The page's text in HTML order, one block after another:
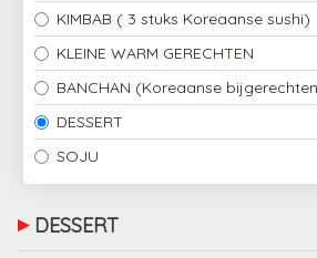
KIMBAB ( 3 stuks Koreaanse sushi)
KLEINE WARM GERECHTEN
BANCHAN (Koreaanse
DESSERT
SOJU
DESSERT